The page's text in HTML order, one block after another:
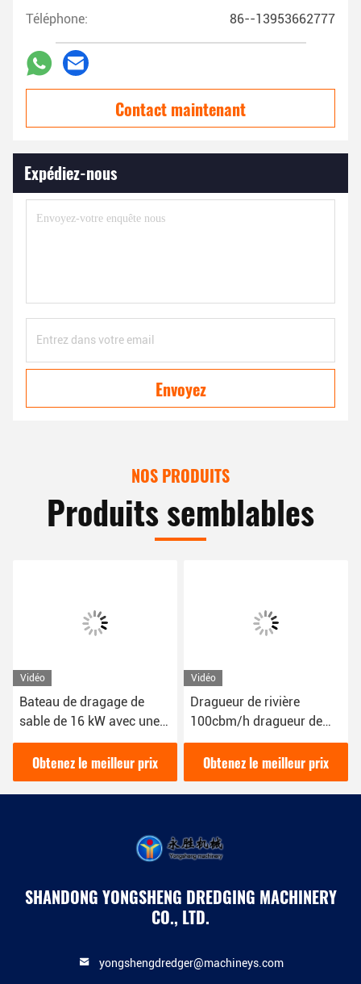
Téléphone: 86--13953662777
Contact maintenant
Expédiez-nous
Envoyez
NOS PRODUITS
Produits semblables
Vidéo
Bateau de dragage de
sable de 16 kW avec une
couleur bleue 1800 m3/h
pour le dragage fluvial
YSCSD350
Obtenez le meilleur prix
Vidéo
Dragueur de rivière
100cbm/h dragueur de
sable couleur rouge 16kw
bateau dragueur de boue
Obtenez le meilleur prix
SHANDONG YONGSHENG DREDGING MACHINERY
CO., LTD.
yongshengdredger@machineys.com